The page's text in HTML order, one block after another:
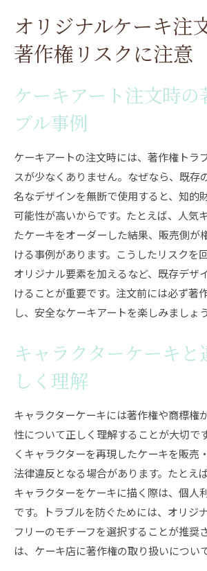
オリジナルケーキ注
著作権リスクに注意
ケーキアート注文時の
ブル事例
ケーキアートの注文時には、著作権トラ
スが少なくありません。なぜなら、既存
名なデザインを無断で使用すると、知的
可能性が高いからです。たとえば、人気
たケーキをオーダーした結果、販売側が
ける事例があります。こうしたリスクを
オリジナル要素を加えるなど、既存デザ
けることが重要です。注文前には必ず著
し、安全なケーキアートを楽しみましょう
キャラクターケーキと
しく理解
キャラクターケーキには著作権や商標権
性について正しく理解することが大切で
くキャラクターを再現したケーキを販売
法律違反となる場合があります。たとえ
キャラクターをケーキに描く際は、個人
です。トラブルを防ぐためには、オリジ
フリーのモチーフを選択することが推奨
は、ケーキ店に著作権の取り扱いについ